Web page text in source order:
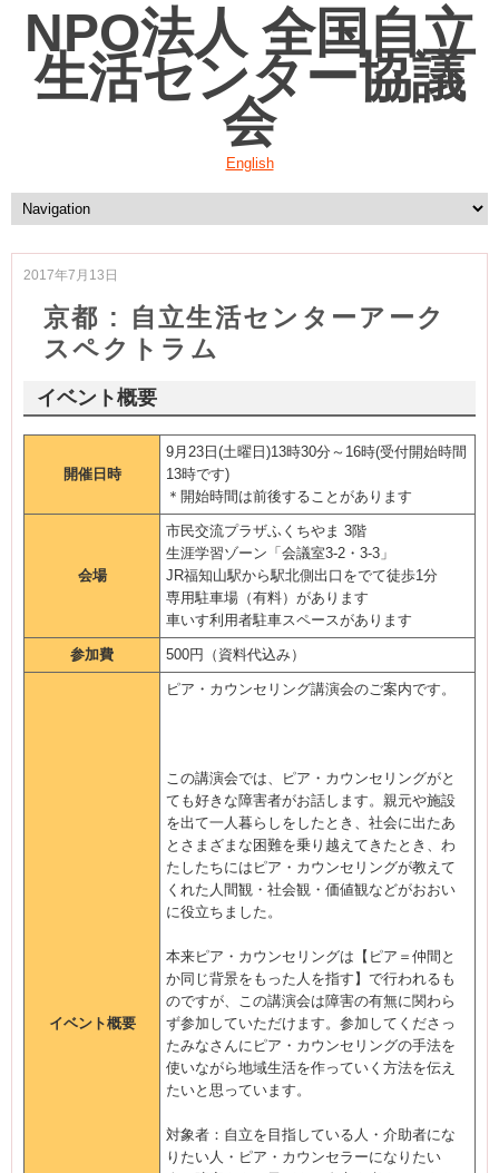
NPO法人 全国自立
生活センター協議
会
English
2017年7月13日
京都 : 自立生活センターアーク
スペクトラム
イベント概要
開催日時
9月23日(土曜日)13時30分～16時(受付開始時間
13時です)
＊開始時間は前後することがあります
会場
市民交流プラザふくちやま 3階
生涯学習ゾーン「会議室3-2・3-3」
JR福知山駅から駅北側出口をでて徒歩1分
専用駐車場（有料）があります
車いす利用者駐車スペースがあります
参加費 500円（資料代込み）
イベント概要
ピア・カウンセリング講演会のご案内です。
この講演会では、ピア・カウンセリングがと
ても好きな障害者がお話します。親元や施設
を出て一人暮らしをしたとき、社会に出たあ
とさまざまな困難を乗り越えてきたとき、わ
たしたちにはピア・カウンセリングが教えて
くれた人間観・社会観・価値観などがおおい
に役立ちました。
本来ピア・カウンセリングは【ピア＝仲間と
か同じ背景をもった人を指す】で行われるも
のですが、この講演会は障害の有無に関わら
ず参加していただけます。参加してくださっ
たみなさんにピア・カウンセリングの手法を
使いながら地域生活を作っていく方法を伝え
たいと思っています。
対象者：自立を目指している人・介助者にな
りたい人・ピア・カウンセラーになりたい